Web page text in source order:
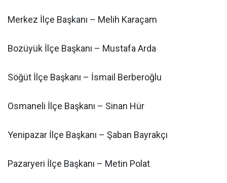
Merkez İlçe Başkanı – Melih Karaçam
Bozüyük İlçe Başkanı – Mustafa Arda
Söğüt İlçe Başkanı – İsmail Berberoğlu
Osmaneli İlçe Başkanı – Sinan Hür
Yenipazar İlçe Başkanı – Şaban Bayrakçı
Pazaryeri İlçe Başkanı – Metin Polat